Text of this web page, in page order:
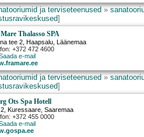
ja terviseteenused»
]
Thalasso SPA
tee 2 Haapsalu , Läänemaa
+372 472 4600
e-mail
ja terviseteenused»
]
Ots Spa Hotell
Kuressaare , Saaremaa
+372 455 0000
e-mail